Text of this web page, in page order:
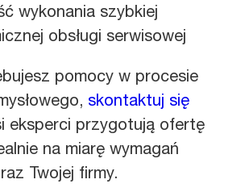
wykonania szybkiej
obsługi serwisowej
pomocy w procesie
skontaktuj się
eksperci przygotują ofertę
na miarę wymagań
Twojej firmy.